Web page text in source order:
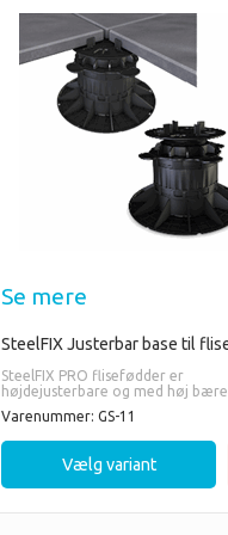
Se mere
SteelFIX Justerbar base til
SteelFIX PRO flisefødder er
højdejusterbare og med høj
Varenummer: GS-11